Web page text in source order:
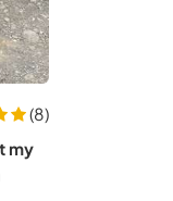
(8)
my